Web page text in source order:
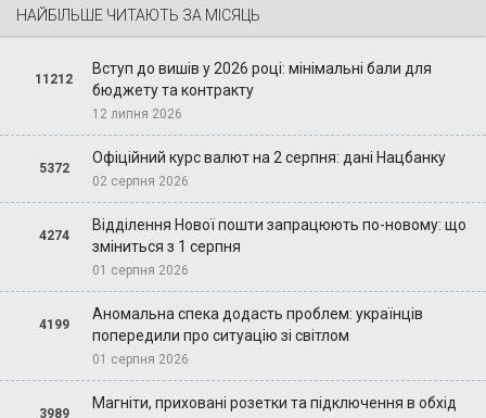
НАЙБІЛЬШЕ ЧИТАЮТЬ ЗА МІСЯЦЬ
11212
Вступ до вишів у 2026 році: мінімальні бали для
бюджету та контракту
12 липня 2026
5372
Офіційний курс валют на 2 серпня: дані Нацбанку
02 серпня 2026
4274
Відділення Нової пошти запрацюють по-новому: що
зміниться з 1 серпня
01 серпня 2026
4199
Аномальна спека додасть проблем: українців
попередили про ситуацію зі світлом
01 серпня 2026
3989
Магніти, приховані розетки та підключення в обхід